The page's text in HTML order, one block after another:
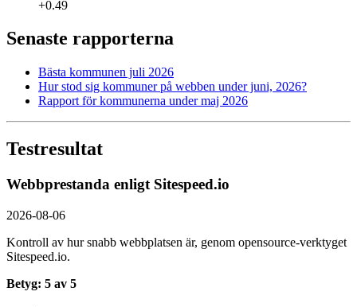
+0.49
Senaste rapporterna
Bästa kommunen juli 2026
Hur stod sig kommuner på webben under juni, 2026?
Rapport för kommunerna under maj 2026
Testresultat
Webbprestanda enligt Sitespeed.io
2026-08-06
Kontroll av hur snabb webbplatsen är, genom opensource-verktyget
Sitespeed.io.
Betyg: 5 av 5